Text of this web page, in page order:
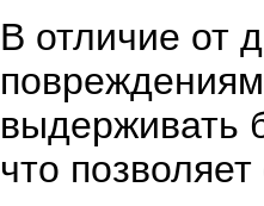
В отличие от
выдерживать
что